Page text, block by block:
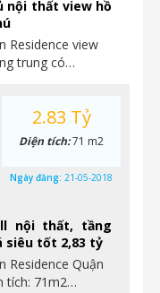
nội thất view hồ
Residence view
trung có…
nội thất, tầng
siêu tốt 2,83 tỷ
Residence Quận
tích: 71m2…
2.83 Tỷ
Diện tích:71 m2
Ngày đăng: 21-05-2018